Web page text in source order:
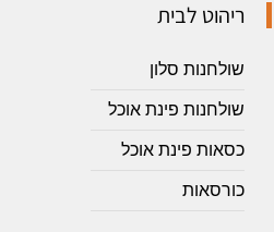
ריהוט לבית
שולחנות סלון
שולחנות פינת אוכל
כסאות פינת אוכל
כורסאות